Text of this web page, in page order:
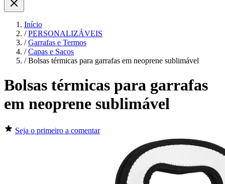
Início
/ PERSONALIZÁVEIS
/ Garrafas e Termos
/ Capas e Sacos
/ Bolsas térmicas para garrafas em neoprene sublimável
Bolsas térmicas para garrafas
em neoprene sublimável
Seja o primeiro a comentar